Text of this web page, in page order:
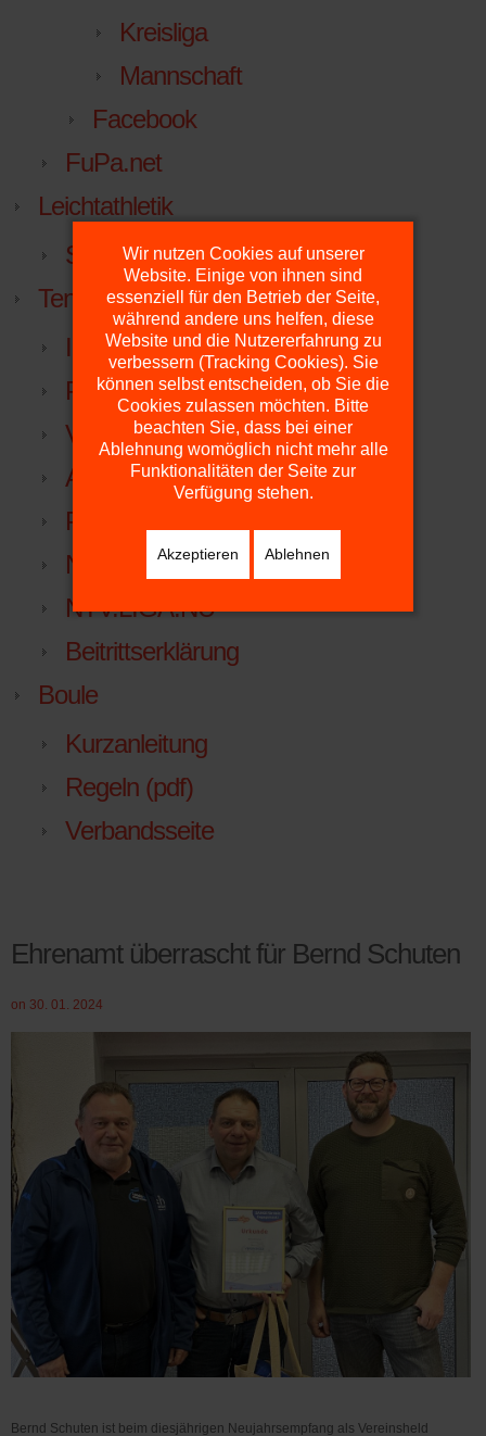
Kreisliga
Mannschaft
Facebook
FuPa.net
Leichtathletik
Sportabzeichen
Tennis
Inklusiver Familien-Erlebnistag
Plätze
Vorstand
Anfahrt
Platzdienst
NTV
NTV.LIGA.NU
Beitrittserklärung
Boule
Kurzanleitung
Regeln (pdf)
Verbandsseite
Ehrenamt überrascht für Bernd Schuten
on 30. 01. 2024
Bernd Schuten ist beim diesjährigen Neujahrsempfang als Vereinsheld
Wir nutzen Cookies auf unserer
Website. Einige von ihnen sind
essenziell für den Betrieb der Seite,
während andere uns helfen, diese
Website und die Nutzererfahrung zu
verbessern (Tracking Cookies). Sie
können selbst entscheiden, ob Sie die
Cookies zulassen möchten. Bitte
beachten Sie, dass bei einer
Ablehnung womöglich nicht mehr alle
Funktionalitäten der Seite zur
Verfügung stehen.
Akzeptieren Ablehnen